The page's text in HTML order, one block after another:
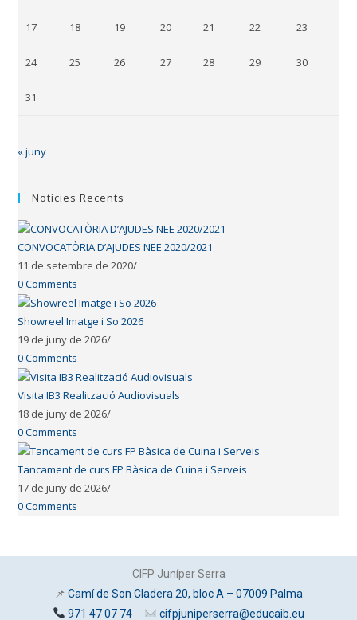
17 18 19 20 21 22 23
24 25 26 27 28 29 30
31
« juny
Notícies Recents
CONVOCATÒRIA D’AJUDES NEE 2020/2021
11 de setembre de 2020/
0 Comments
Showreel Imatge i So 2026
19 de juny de 2026/
0 Comments
Visita IB3 Realització Audiovisuals
18 de juny de 2026/
0 Comments
Tancament de curs FP Bàsica de Cuina i Serveis
17 de juny de 2026/
0 Comments
CIFP Juníper Serra
📌 Camí de Son Cladera 20, bloc A – 07009 Palma
971 47 07 74
cifpjuniperserra@educaib.eu